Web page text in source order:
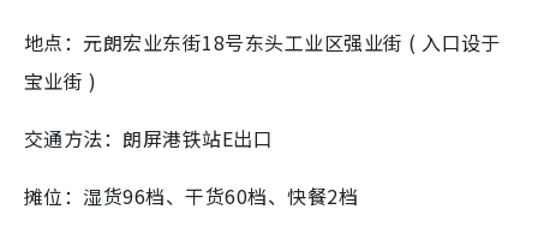
地点：元朗宏业东街18号东头工业区强业街 ( 入口设于
宝业街 )
交通方法：朗屏港铁站E出口
摊位：湿货96档、干货60档、快餐2档